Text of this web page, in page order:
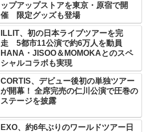
ップアップストアを東京・原宿で開
催 限定グッズも登場
ILLIT、初の日本ライブツアーを完
走 5都市11公演で約6万人を動員
HANA・JISOO＆MOMOKAとのスペ
シャルコラボも実現
CORTIS、デビュー後初の単独ツアー
が開幕！ 全席完売の仁川公演で圧巻の
ステージを披露
EXO、約6年ぶりのワールドツアー日